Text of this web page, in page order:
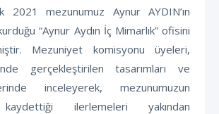
2021 mezunumuz Aynur AYDIN’ın
“Aynur Aydın İç Mimarlık” ofisini
Mezuniyet komisyonu üyeleri,
gerçekleştirilen tasarımları ve
inceleyerek, mezunumuzun
ilerlemeleri yakından